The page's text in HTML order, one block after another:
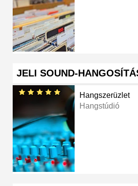
JELI SOUND-
Hangszerüzlet
Hangstúdió